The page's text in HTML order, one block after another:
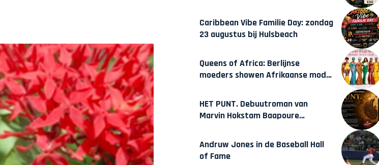
Amsterdam
Caribbean Vibe Familie Day: zondag
23 augustus bij Hulsbeach
Queens of Africa: Berlijnse
moeders showen Afrikaanse mode
HET PUNT. Debuutroman van
Marvin Hokstam Baapoure
Andruw Jones in de Baseball Hall
of Fame